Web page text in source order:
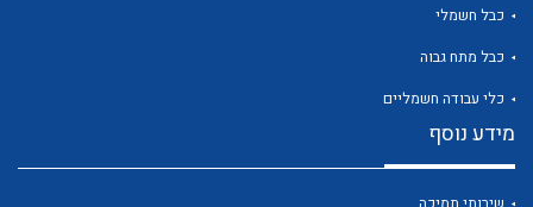
כבל חשמלי
כבל מתח גבוה
כלי עבודה חשמליים
מידע נוסף